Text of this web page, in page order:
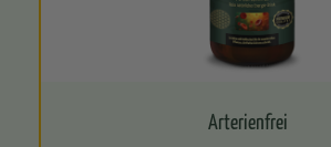
Arterienfrei